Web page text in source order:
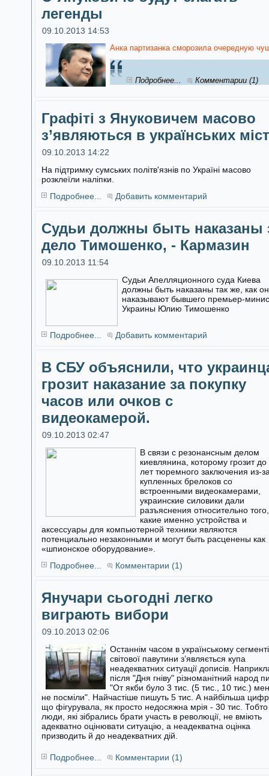
легенды
09.10.2013 14:53
Анка партизанка сморозила очередную
Подробнее... Комментарии (1)
Графіті з Януковичем масово
з’являються в українських
09.10.2013 14:22
На підтримку сумських політв'язнів по Україні масово
розклеїли наліпки.
Подробнее...
Добавить комментарий
Судьи должны быть наказаны
дело Тимошенко, - Кармазин
09.10.2013 11:54
Судьи Апелляционного суда Киева
должны быть наказаны так же, как
наказывают бывшего премьер-
Украины Юлию Тимошенко
Подробнее... Добавить комментарий
В СБУ объяснили, что
грозит наказание за покупку
часов или очков с
видеокамерой.
09.10.2013 02:47
В связи с резонансным делом
киевлянина, которому грозит до
лет тюремного заключения из-
купленных брелоков со
встроенными видеокамерами,
украинские силовики дали
разъяснения относительно того,
какие именно устройства и
аксессуары для компьютерной техники являются
потенциально незаконными и могут быть расценены как
«шпионское оборудование».
Подробнее...
Комментарии (1)
Янучари сьогодні легко
виграють вибори
09.10.2013 02:06
Останнім часом в українському сегменті
світової павутини з’являється купа
неадекватних ситуації дописів.
після "Дня гніву" різноманітний народ
"От якби було 3 тис. (5 тис., 10 тис.)
не посміли". Найчастіше пишуть 5 тис. А найбільша
що фігурувала, як просто недосяжна мрія - 30 тис. Тобто
люди, які зібрались брати участь в революції, не вміють
адекватно оцінювати ситуацію, а неадекватна оцінка
призводить й до неадекватних дій.
Подробнее... Комментарии (1)